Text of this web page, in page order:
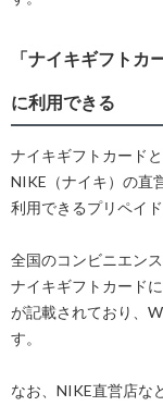
「ナイキギフトカ
に利用できる
ナイキギフトカード
NIKE（ナイキ）の直
利用できるプリペイ
全国のコンビニエン
ナイキギフトカード
が記載されており、
す。
なお、NIKE直営店な